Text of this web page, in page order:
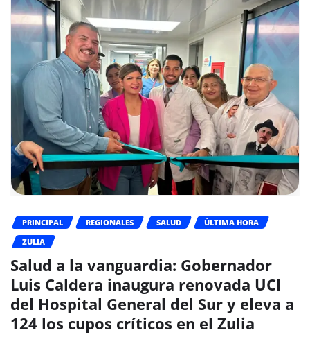
PRINCIPAL REGIONALES SALUD
ÚLTIMA HORA
ZULIA
Salud a la vanguardia: Gobernador
Luis Caldera inaugura renovada UCI
del Hospital General del Sur y eleva a
124 los cupos críticos en el Zulia